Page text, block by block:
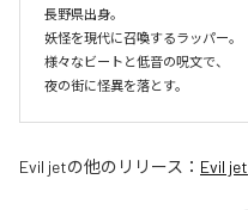
長野県出身。
妖怪を現代に召喚するラッパー。
様々なビートと低音の呪文で、
夜の街に怪異を落とす。
Evil jetの他のリリース： Evil jet